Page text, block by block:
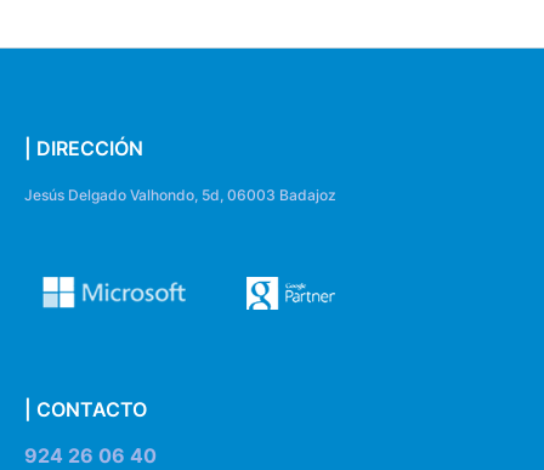
| DIRECCIÓN
Jesús Delgado Valhondo, 5d, 06003 Badajoz
| CONTACTO
924 26 06 40